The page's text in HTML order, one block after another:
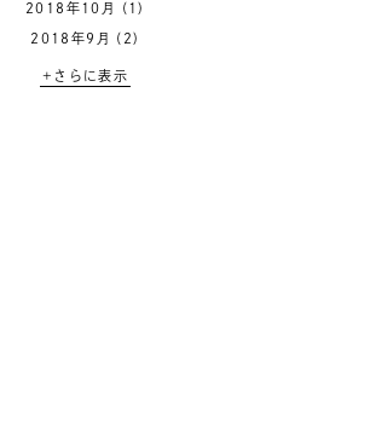
2018年10月 (1)
2018年9月 (2)
+さらに表示